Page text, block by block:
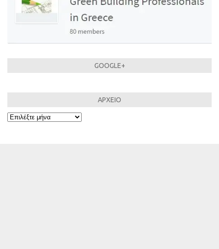
GOOGLE+
ΑΡΧΕΙΟ
ΑΡΧΕΙΟ